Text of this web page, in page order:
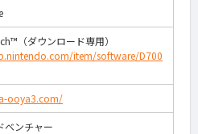
（ダウンロード専用）
item/software/D700
ooya3.com/
ベンチャー